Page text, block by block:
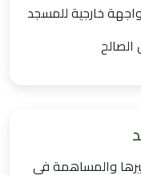
خارجية للمسجد
والمساهمة في